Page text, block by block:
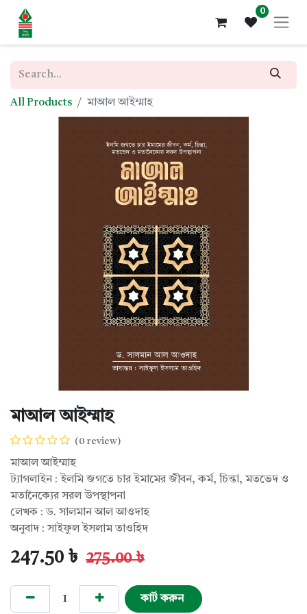
0
All Products মাআল আইম্মাহ
মাআল আইম্মাহ
(0 review)
মাআল আইম্মাহ
ট্যাগলাইন : ইলমি জগতে চার ইমামের জীবন, কর্ম, চিন্তা, মতভেদ ও
মতানৈক্যের সরল উপস্থাপনা
লেখক : ড. সালমান আল আওদাহ
অনুবাদ : সাইফুল ইসলাম তাওহিদ
247.50 ৳ 275.00৳
কার্ট করুন